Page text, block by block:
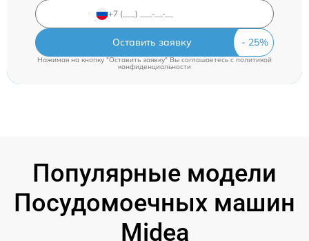
Оставить заявку
Нажимая на кнопку "Оставить заявку" Вы соглашаетесь cполитикой
конфиденциальности
Популярные модели
Посудомоечных машин
Midea